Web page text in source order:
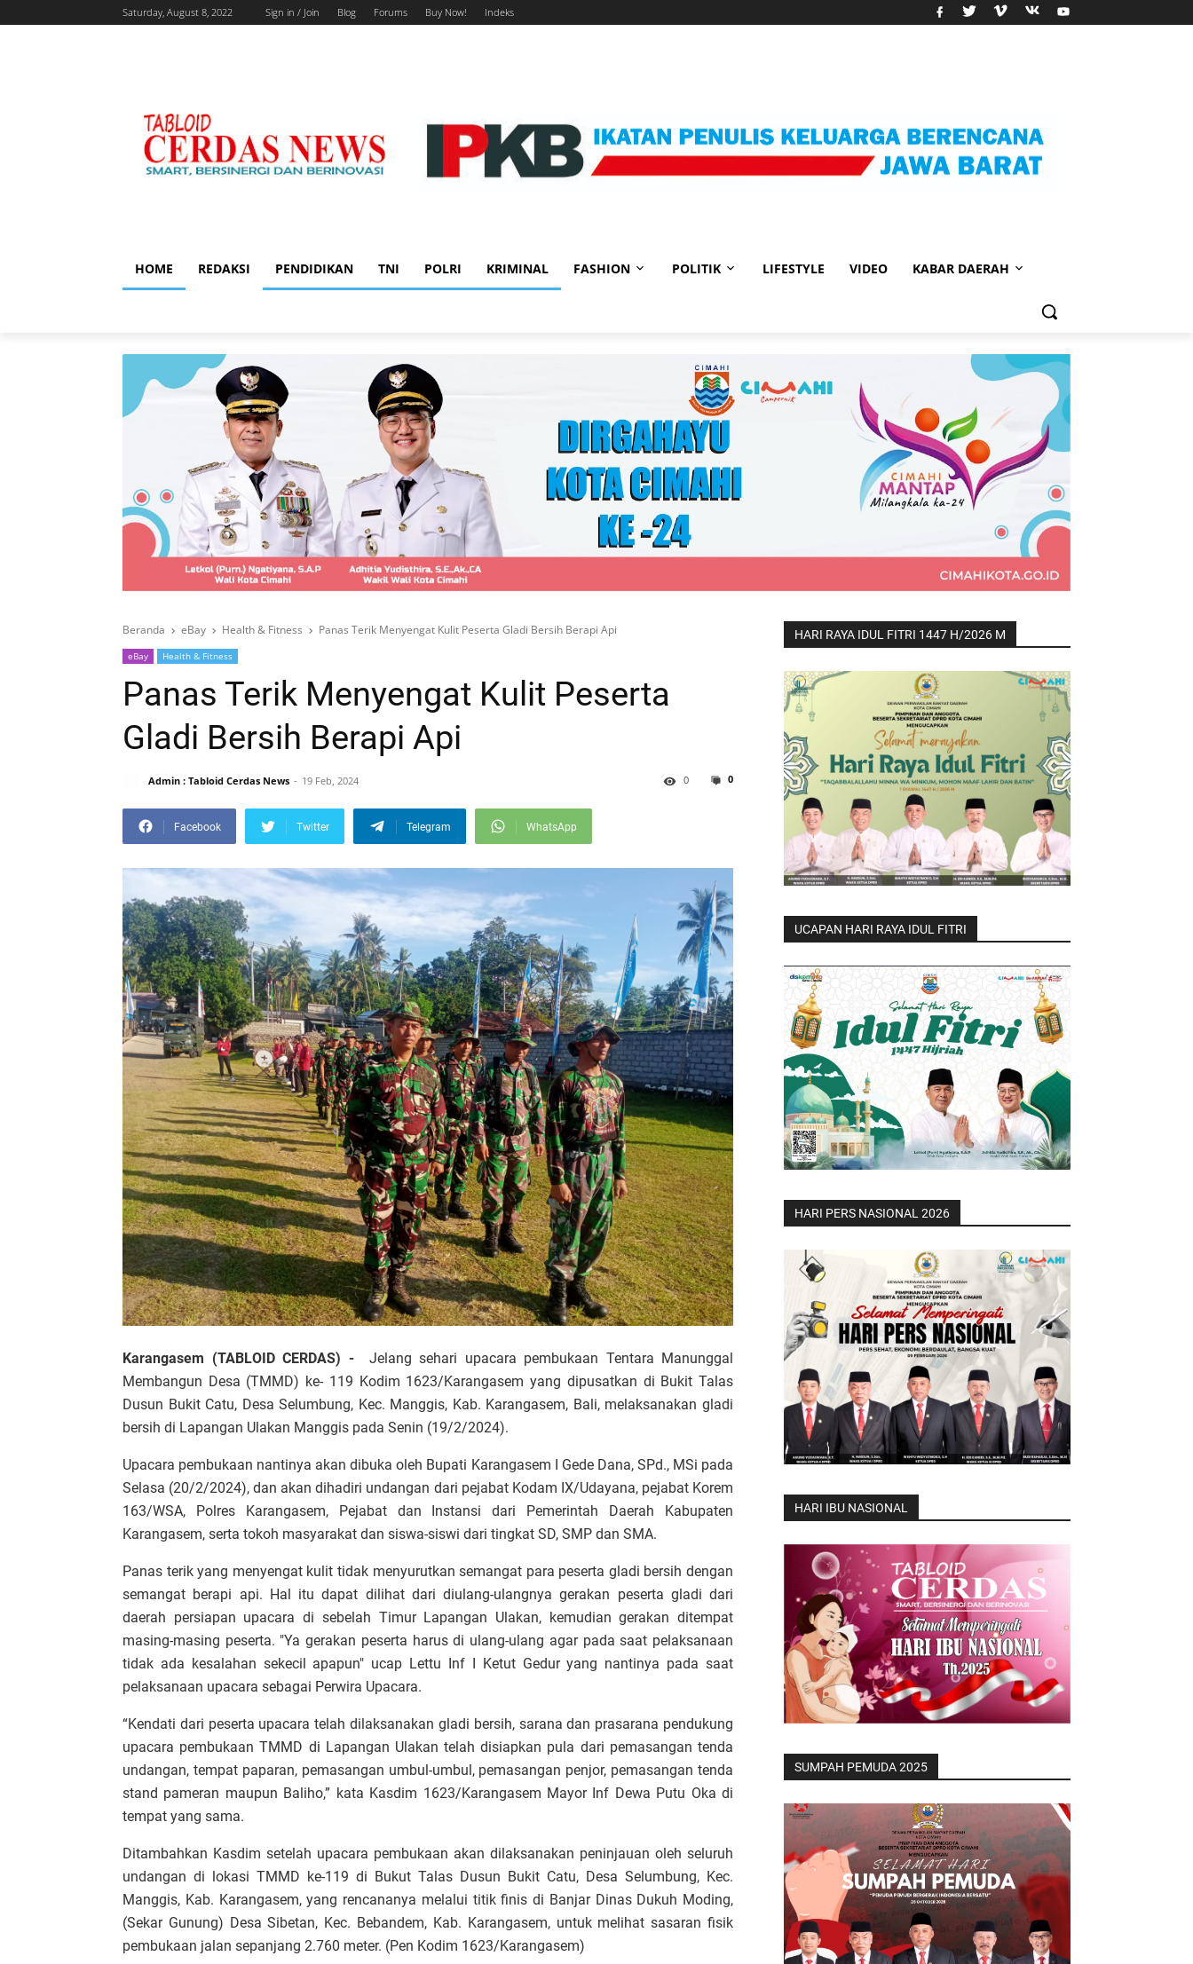
Saturday, August 8, 2022 Sign in / Join Blog Forums Buy Now! Indeks
HOME REDAKSI PENDIDIKAN TNI POLRI KRIMINAL FASHION POLITIK LIFESTYLE VIDEO KABAR DAERAH
Beranda eBay Health & Fitness Panas Terik Menyengat Kulit Peserta Gladi Bersih Berapi Api
eBay Health & Fitness
Panas Terik Menyengat Kulit Peserta
Gladi Bersih Berapi Api
Admin : Tabloid Cerdas News 19 Feb, 2024 0
0
Facebook Twitter Telegram WhatsApp
Karangasem (TABLOID CERDAS) - Jelang sehari upacara pembukaan Tentara Manunggal
Membangun Desa (TMMD) ke- 119 Kodim 1623/Karangasem yang dipusatkan di Bukit Talas
Dusun Bukit Catu, Desa Selumbung, Kec. Manggis, Kab. Karangasem, Bali, melaksanakan gladi
bersih di Lapangan Ulakan Manggis pada Senin (19/2/2024).
Upacara pembukaan nantinya akan dibuka oleh Bupati Karangasem I Gede Dana, SPd., MSi pada
Selasa (20/2/2024), dan akan dihadiri undangan dari pejabat Kodam IX/Udayana, pejabat Korem
163/WSA, Polres Karangasem, Pejabat dan Instansi dari Pemerintah Daerah Kabupaten
Karangasem, serta tokoh masyarakat dan siswa-siswi dari tingkat SD, SMP dan SMA.
Panas terik yang menyengat kulit tidak menyurutkan semangat para peserta gladi bersih dengan
semangat berapi api. Hal itu dapat dilihat dari diulang-ulangnya gerakan peserta gladi dari
daerah persiapan upacara di sebelah Timur Lapangan Ulakan, kemudian gerakan ditempat
masing-masing peserta. "Ya gerakan peserta harus di ulang-ulang agar pada saat pelaksanaan
tidak ada kesalahan sekecil apapun" ucap Lettu Inf I Ketut Gedur yang nantinya pada saat
pelaksanaan upacara sebagai Perwira Upacara.
“Kendati dari peserta upacara telah dilaksanakan gladi bersih, sarana dan prasarana pendukung
upacara pembukaan TMMD di Lapangan Ulakan telah disiapkan pula dari pemasangan tenda
undangan, tempat paparan, pemasangan umbul-umbul, pemasangan penjor, pemasangan tenda
stand pameran maupun Baliho,” kata Kasdim 1623/Karangasem Mayor Inf Dewa Putu Oka di
tempat yang sama.
Ditambahkan Kasdim setelah upacara pembukaan akan dilaksanakan peninjauan oleh seluruh
undangan di lokasi TMMD ke-119 di Bukut Talas Dusun Bukit Catu, Desa Selumbung, Kec.
Manggis, Kab. Karangasem, yang rencananya melalui titik finis di Banjar Dinas Dukuh Moding,
(Sekar Gunung) Desa Sibetan, Kec. Bebandem, Kab. Karangasem, untuk melihat sasaran fisik
pembukaan jalan sepanjang 2.760 meter. (Pen Kodim 1623/Karangasem)
HARI RAYA IDUL FITRI 1447 H/2026 M
UCAPAN HARI RAYA IDUL FITRI
HARI PERS NASIONAL 2026
HARI IBU NASIONAL
SUMPAH PEMUDA 2025